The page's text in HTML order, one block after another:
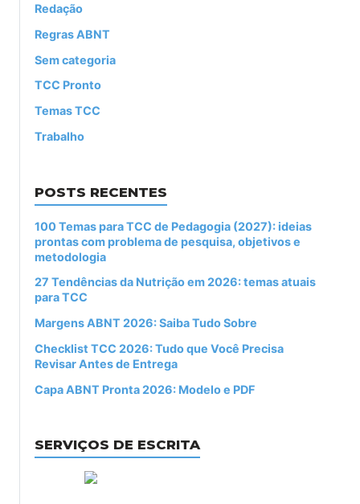
Redação
Regras ABNT
Sem categoria
TCC Pronto
Temas TCC
Trabalho
POSTS RECENTES
100 Temas para TCC de Pedagogia (2027): ideias
prontas com problema de pesquisa, objetivos e
metodologia
27 Tendências da Nutrição em 2026: temas atuais
para TCC
Margens ABNT 2026: Saiba Tudo Sobre
Checklist TCC 2026: Tudo que Você Precisa
Revisar Antes de Entrega
Capa ABNT Pronta 2026: Modelo e PDF
SERVIÇOS DE ESCRITA